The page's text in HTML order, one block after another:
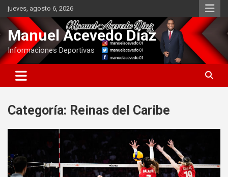
Saltar
contenido
jueves, agosto 6, 2026
Manuel Acevedo Díaz
Informaciones Deportivas
Categoría: Reinas del Caribe